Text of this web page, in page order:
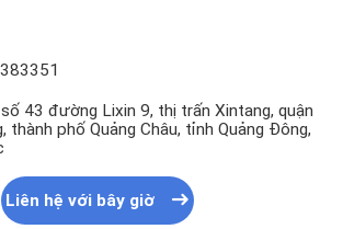
43 đường Lixin 9, thị trấn Xintang, quận
thành phố Quảng Châu, tỉnh Quảng Đông,
Liên hệ với bây giờ